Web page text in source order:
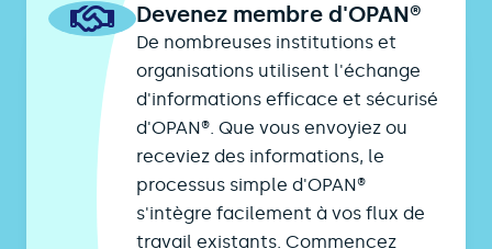
Devenez membre d'OPAN®
De nombreuses institutions et
organisations utilisent l'échange
d'informations efficace et sécurisé
d'OPAN®. Que vous envoyiez ou
receviez des informations, le
processus simple d'OPAN®
s'intègre facilement à vos flux de
travail existants. Commencez